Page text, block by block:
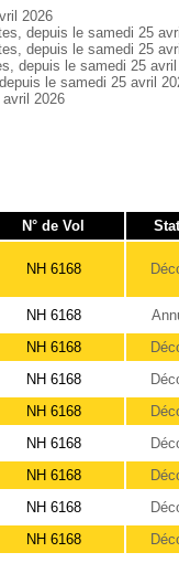
2026
depuis le samedi 25
depuis le samedi 25
depuis le samedi 25
le samedi 25 avril
2026
N° de Vol
NH 6168
NH 6168
NH 6168
NH 6168
NH 6168
NH 6168
NH 6168
NH 6168
NH 6168